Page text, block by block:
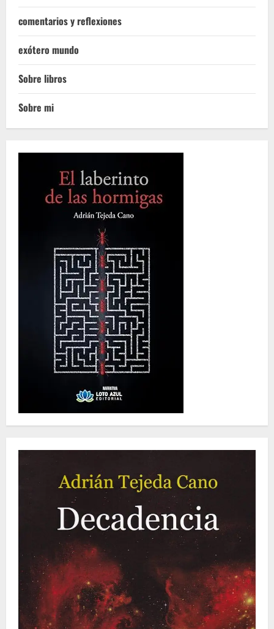
comentarios y reflexiones
exótero mundo
Sobre libros
Sobre mi